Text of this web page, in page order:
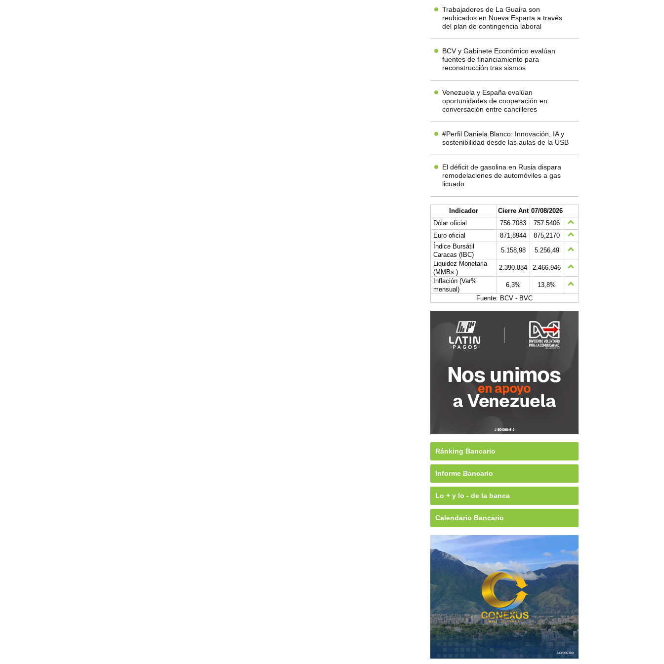
Trabajadores de La Guaira son
reubicados en Nueva Esparta a través
del plan de contingencia laboral
BCV y Gabinete Económico evalúan
fuentes de financiamiento para
reconstrucción tras sismos
Venezuela y España evalúan
oportunidades de cooperación en
conversación entre cancilleres
#Perfil Daniela Blanco: Innovación, IA y
sostenibilidad desde las aulas de la USB
El déficit de gasolina en Rusia dispara
remodelaciones de automóviles a gas
licuado
Indicador Cierre Ant 07/08/2026
Dólar oficial
756.7083
757.5406
Euro oficial
871,8944
875,2170
Índice Bursátil
Caracas (IBC)
5.158,98
5.256,49
Liquidez Monetaria
(MMBs.)
2.390.884
2.466.946
Inflación (Var%
mensual)
6,3%
13,8%
Fuente: BCV - BVC
Ránking Bancario
Informe Bancario
Lo + y lo - de la banca
Calendario Bancario